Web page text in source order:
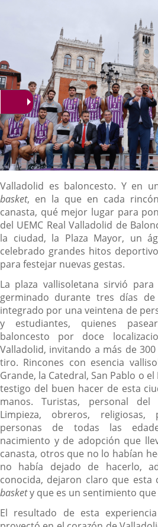
Descripción
Valladolid es baloncesto. Y en
basket, en la que en cada
canasta, qué mejor lugar para
del UEMC Real Valladolid de
la ciudad, la Plaza Mayor, un
celebrado grandes hitos
para festejar nuevas gestas.
La plaza vallisoletana sirvió
germinado durante tres días
integrado por una veintena de
y estudiantes, quienes
baloncesto por doce
Valladolid, invitando a más de
tiro. Rincones con esencia
Grande, la Catedral, San Pablo o
testigo del buen hacer de esta
manos. Turistas, personal del
Limpieza, obreros, religiosas,
personas de todas las
nacimiento y de adopción que
canasta, otros que no lo habían
no había dejado de hacerlo,
conocida, dejaron claro que esta
baskety que es un sentimiento que
El resultado de esta